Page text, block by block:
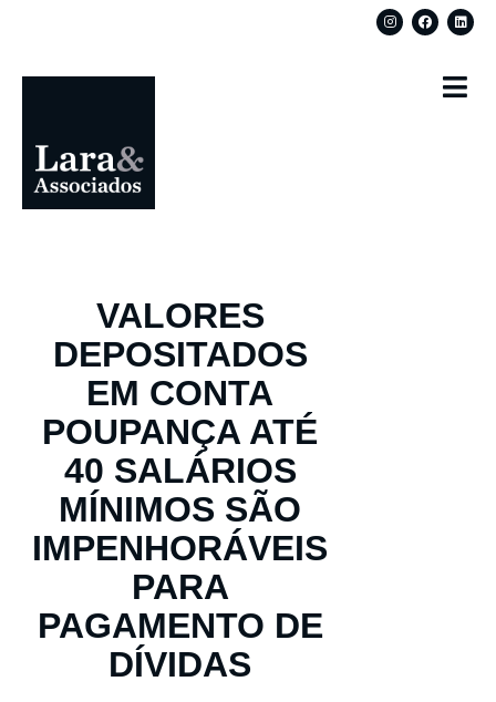
VALORES
DEPOSITADOS
EM CONTA
POUPANÇA ATÉ
40 SALÁRIOS
MÍNIMOS SÃO
IMPENHORÁVEIS
PARA
PAGAMENTO DE
DÍVIDAS